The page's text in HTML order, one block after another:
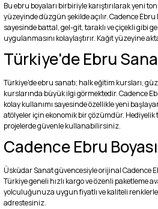
Bu ebru boyaları birbiriyle karıştırılarak yeni
yüzeyinde düzgün şekilde açılır. Cadence Ebru
sayesinde battal, gel-git, taraklı ve çiçekli gibi
uygulanmasını kolaylaştırır. Kağıt yüzeyine
Türkiye'de Ebru
Türkiye'de ebru sanatı; halk eğitim kursları,
kurslarında büyük ilgi görmektedir. Cadence
kolay kullanımı sayesinde özellikle yeni
atölyeler için ekonomik bir çözümdür. Hediyelik
projelerde güvenle kullanabilirsiniz.
Cadence Ebru
Üsküdar Sanat güvencesiyle orijinal Cadence
Türkiye geneli hızlı kargo ve özenli paketleme
yolculuğunuza uygun fiyatlı ve kaliteli
adrestesiniz.